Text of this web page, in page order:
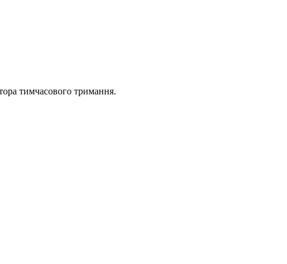
тимчасового тримання.